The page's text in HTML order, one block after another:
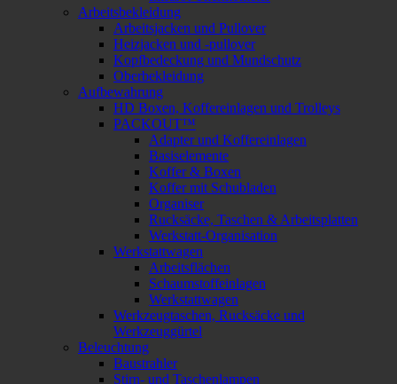
Arbeitsbekleidung
Arbeitsjacken und Pullover
Heizjacken und -pullover
Kopfbedeckung und Mundschutz
Oberbekleidung
Aufbewahrung
HD Boxen, Koffereinlagen und Trolleys
PACKOUT™
Adapter und Koffereinlagen
Basiselemente
Koffer & Boxen
Koffer mit Schubladen
Organiser
Rucksäcke, Taschen & Arbeitsplatten
Werkstatt-Organisation
Werkstattwagen
Arbeitsflächen
Schaumstoffeinlagen
Werkstattwagen
Werkzeugtaschen, Rucksäcke und
Werkzeuggürtel
Beleuchtung
Baustrahler
Stirn- und Taschenlampen